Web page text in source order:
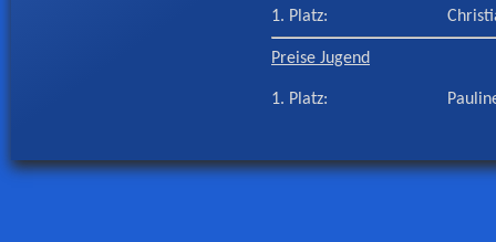
1. Platz:
Preise Jugend
1. Platz: